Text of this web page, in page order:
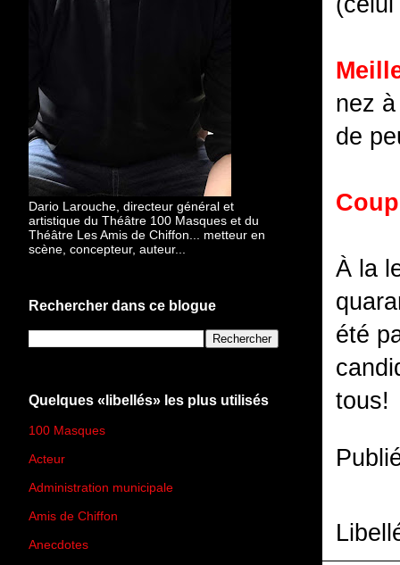
nez
de
À la
été
tous!
Dario Larouche, directeur général et
artistique du Théâtre 100 Masques et du
Théâtre Les Amis de Chiffon... metteur en
scène, concepteur, auteur...
Rechercher dans ce blogue
Quelques «libellés» les plus utilisés
100 Masques
Acteur
Administration municipale
Amis de Chiffon
Anecdotes